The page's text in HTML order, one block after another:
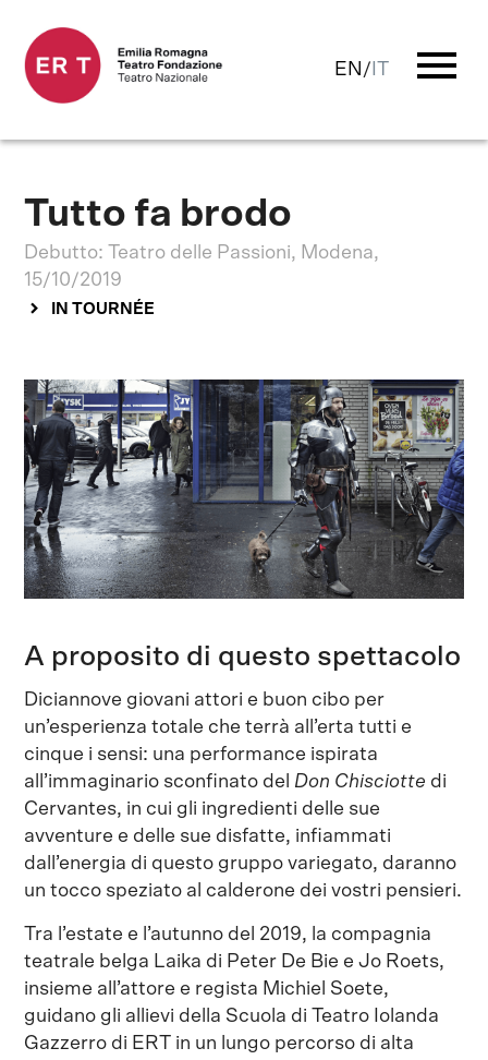
EN / IT menu
Tutto fa brodo
Debutto: Teatro delle Passioni, Modena,
15/10/2019
IN TOURNÉE
A proposito di questo spettacolo
Diciannove giovani attori e buon cibo per
un’esperienza totale che terrà all’erta tutti e
cinque i sensi: una performance ispirata
all’immaginario sconfinato del Don Chisciotte di
Cervantes, in cui gli ingredienti delle sue
avventure e delle sue disfatte, infiammati
dall’energia di questo gruppo variegato, daranno
un tocco speziato al calderone dei vostri pensieri.
Tra l’estate e l’autunno del 2019, la compagnia
teatrale belga Laika di Peter De Bie e Jo Roets,
insieme all’attore e regista Michiel Soete,
guidano gli allievi della Scuola di Teatro Iolanda
Gazzerro di ERT in un lungo percorso di alta